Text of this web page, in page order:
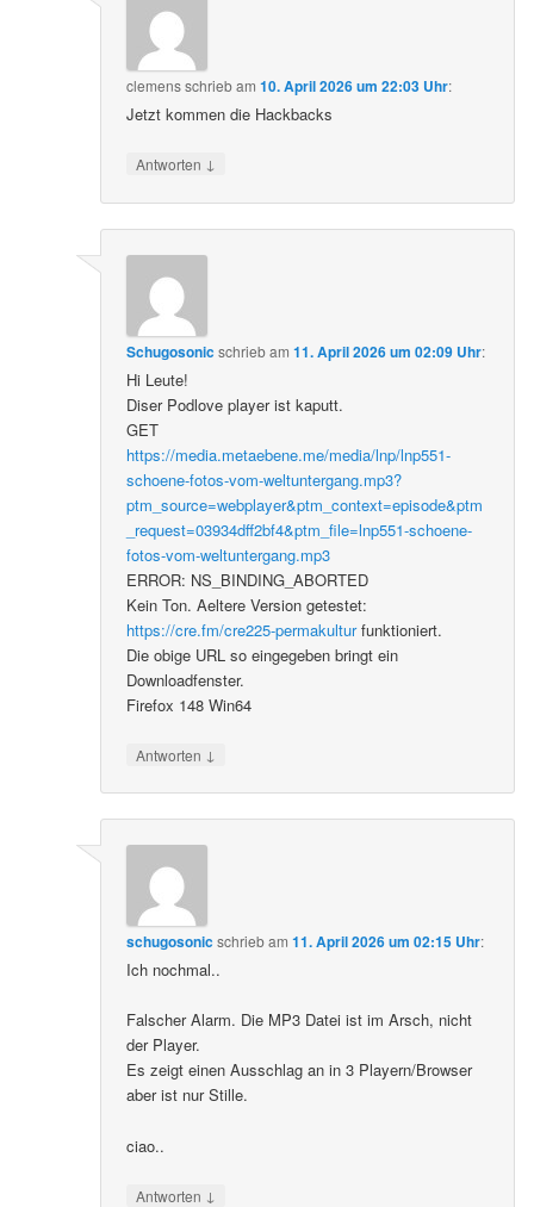
clemensschriebam10. April 2026 um 22:03 Uhr:
Jetzt kommen die Hackbacks
Antworten ↓
Schugosonicschriebam11. April 2026 um 02:09 Uhr:
Hi Leute!
Diser Podlove player ist kaputt.
GET
https://media.metaebene.me/media/lnp/lnp551-
schoene-fotos-vom-weltuntergang.mp3?
ptm_source=webplayer&ptm_context=episode&ptm
_request=03934dff2bf4&ptm_file=lnp551-schoene-
fotos-vom-weltuntergang.mp3
ERROR: NS_BINDING_ABORTED
Kein Ton. Aeltere Version getestet:
https://cre.fm/cre225-permakulturfunktioniert.
Die obige URL so eingegeben bringt ein
Downloadfenster.
Firefox 148 Win64
Antworten ↓
schugosonicschriebam11. April 2026 um 02:15 Uhr:
Ich nochmal..
Falscher Alarm. Die MP3 Datei ist im Arsch, nicht
der Player.
Es zeigt einen Ausschlag an in 3 Playern/Browser
aber ist nur Stille.
ciao..
Antworten ↓